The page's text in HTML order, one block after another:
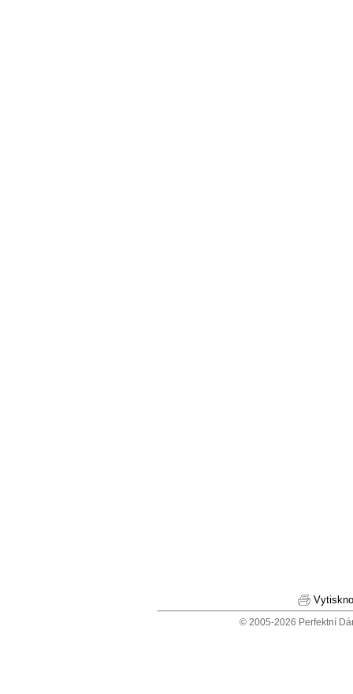
© 2005-2026 Perfektní